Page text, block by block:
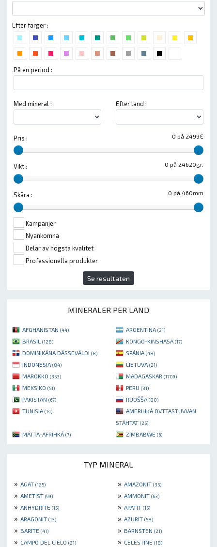
Efter färger :
På en period :
Med mineral : Efter land :
0 på 2499€
Pris :
0 på 24620gr.
Vikt :
0 på 460mm
Skära :
Kampanjer
Nyankomna
Delar av högsta kvalitet
Professionella produkter
Se resultaten
MINERALER PER LAND
AFGHANISTAN (44) ARGENTINA (21)
BRASIL (128) KONGO-KINSHASA (17)
DOMINIKÁNA DÁSSEVÁLDI (8) SPÁNIA (48)
INDONESIA (84) LIETUVA (21)
MAROKKO (353) MADAGASKAR (1709)
MEKSIKO (51) PERU (31)
PAKISTAN (67) RUOŠŠA (80)
TUNISIA (14)
AMERIHKÁ OVTTASTUVVAN
STÁHTAT (25)
MÁTTA-AFRIHKÁ (7) ZIMBABWE (6)
TYP MINERAL
» AGAT (125) » AMAZONIT (35)
» AMETIST (99) » AMMONIT (63)
» ANHYDRITE (15) » APATIT (15)
» ARAGONIT (13) » AZURIT (58)
» BARITE (41) » BÄRNSTEN (21)
» CAMPO DEL CIELO (21) » CELESTINE (18)